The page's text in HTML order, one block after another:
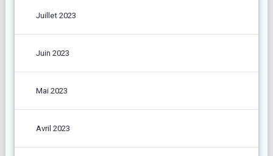
Juillet 2023
Juin 2023
Mai 2023
Avril 2023